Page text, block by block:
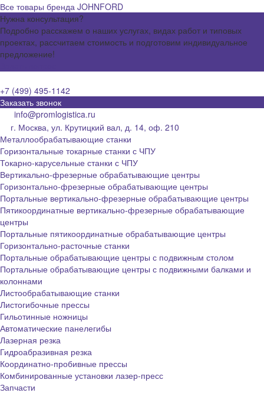
Все товары бренда JOHNFORD
Нужна консультация?
Подробно расскажем о наших услугах, видах работ и типовых
проектах, рассчитаем стоимость и подготовим индивидуальное
предложение!
+7 (499) 495-1142
Заказать звонок
info@promlogistica.ru
г. Москва, ул. Крутицкий вал, д. 14, оф. 210
Металлообрабатывающие станки
Горизонтальные токарные станки с ЧПУ
Токарно-карусельные станки с ЧПУ
Вертикально-фрезерные обрабатывающие центры
Горизонтально-фрезерные обрабатывающие центры
Портальные вертикально-фрезерные обрабатывающие центры
Пятикоординатные вертикально-фрезерные обрабатывающие
центры
Портальные пятикоординатные обрабатывающие центры
Горизонтально-расточные станки
Портальные обрабатывающие центры с подвижным столом
Портальные обрабатывающие центры с подвижными балками и
колоннами
Листообрабатывающие станки
Листогибочные прессы
Гильотинные ножницы
Автоматические панелегибы
Лазерная резка
Гидроабразивная резка
Координатно-пробивные прессы
Комбинированные установки лазер-пресс
Запчасти